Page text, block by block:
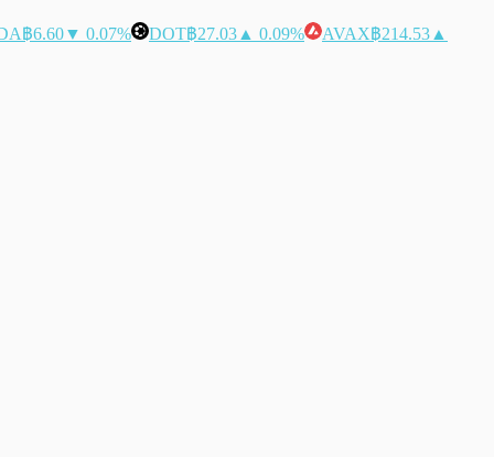
฿6.60▼ 0.07% DOT฿27.03 ▲ 0.09% AVAX฿214.53 ▲